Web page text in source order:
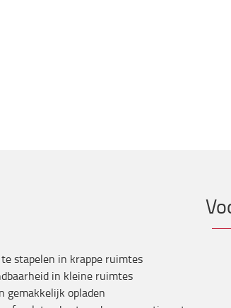
stapelen in krappe ruimtes
in kleine ruimtes
opladen